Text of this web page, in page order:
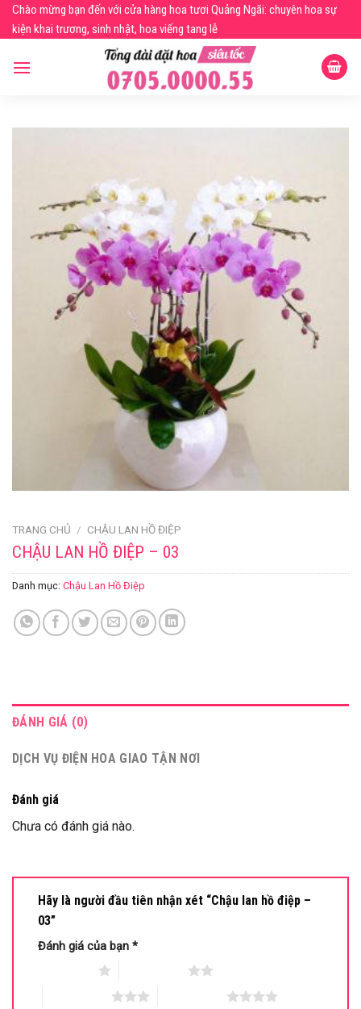
SkipChào mừng bạn đến với cửa hàng hoa tươi Quảng Ngãi: chuyên hoa sự
kiện khai trương, sinh nhật, hoa viếng tang lễ
TRANG CHỦ / CHẬU LAN HỒ ĐIỆP
CHẬU LAN HỒ ĐIỆP – 03
Danh mục: Chậu Lan Hồ Điệp
ĐÁNH GIÁ (0)
DỊCH VỤ ĐIỆN HOA GIAO TẬN NƠI
Đánh giá
Chưa có đánh giá nào.
Hãy là người đầu tiên nhận xét “Chậu lan hồ điệp –
03”
Đánh giá của bạn *